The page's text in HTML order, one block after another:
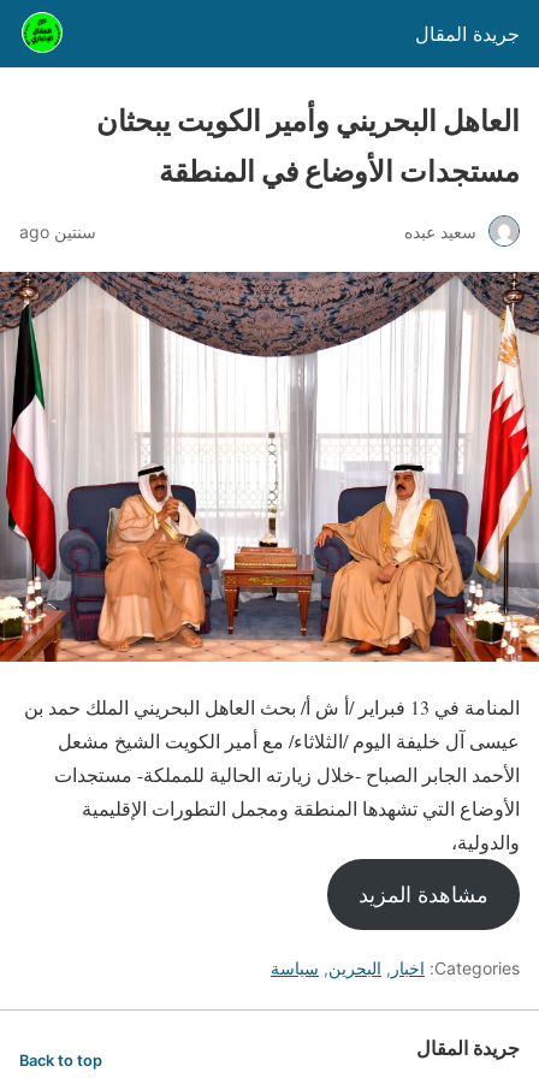
جريدة المقال
العاهل البحريني وأمير الكويت يبحثان
مستجدات الأوضاع في المنطقة
سعيد عبده سنتين ago
المنامة في 13 فبراير /أ ش أ/ بحث العاهل البحريني الملك حمد بن
عيسى آل خليفة اليوم /الثلاثاء/ مع أمير الكويت الشيخ مشعل
الأحمد الجابر الصباح -خلال زيارته الحالية للمملكة- مستجدات
الأوضاع التي تشهدها المنطقة ومجمل التطورات الإقليمية
والدولية،
مشاهدة المزيد
Categories: اخبار , البحرين, سياسة
جريدة المقال Back to top